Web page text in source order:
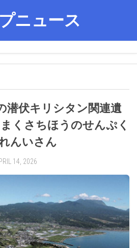
ニュース
潜伏キリシタン関連遺
くさちほうのせんぷく
んいさん
14, 2026